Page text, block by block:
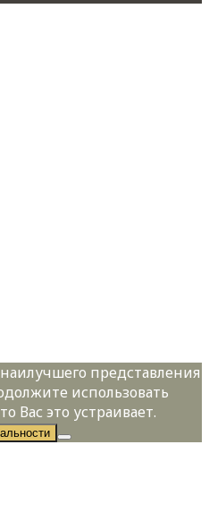
представления
использовать
Вас это устраивает.